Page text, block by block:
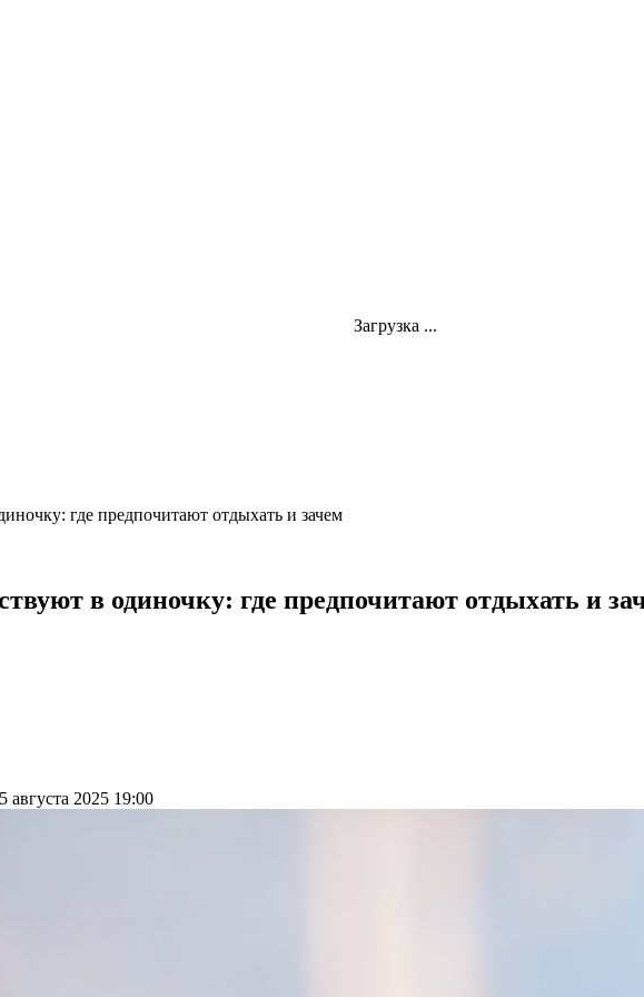
Загрузка ...
где предпочитают отдыхать и зачем
в одиночку: где предпочитают отдыхать и
августа 2025 19:00